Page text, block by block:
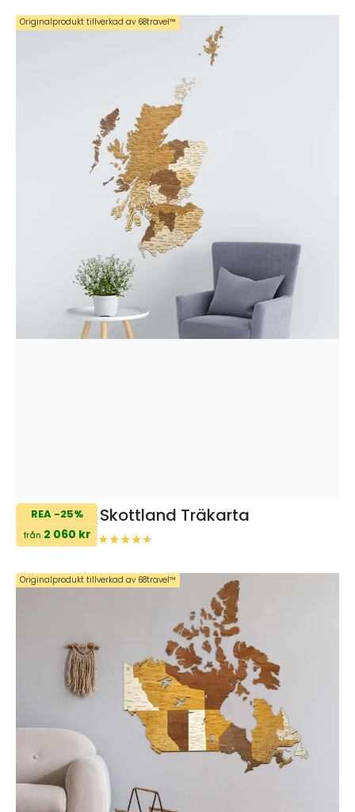
REA -25%
från 2 060 kr
Skottland Träkarta
Originalprodukt tillverkad av 68travel™️
Originalprodukt tillverkad av 68travel™️